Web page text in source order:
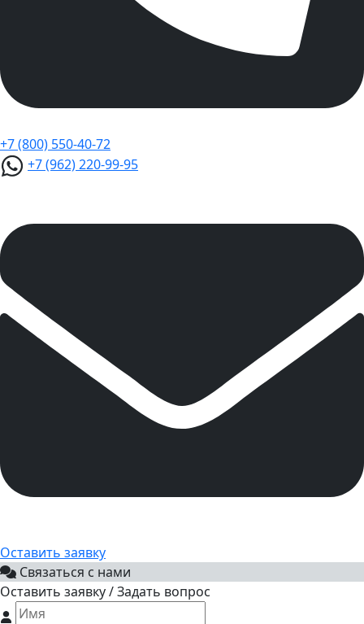
+7 (800) 550-40-72
+7 (962) 220-99-95
Оставить заявку
Связаться с нами
Оставить заявку / Задать вопрос